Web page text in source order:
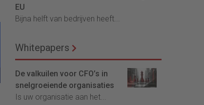
EU
Bijna helft van bedrijven heeft...
Whitepapers
De valkuilen voor CFO’s in
snelgroeiende organisaties
Is uw organisatie aan het...